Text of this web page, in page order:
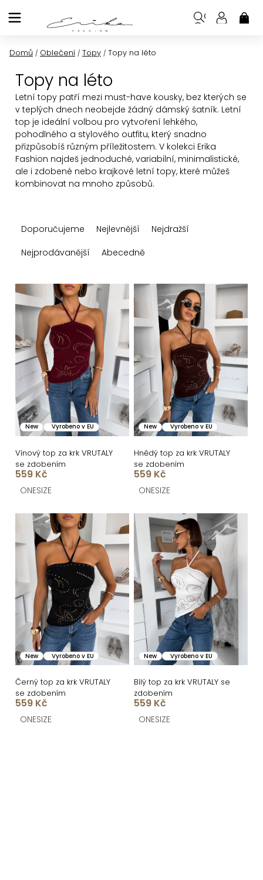
na
Domů / Oblečení / Topy / Topy na léto
Topy na léto
Letní topy patří mezi must-have kousky, bez kterých se
v teplých dnech neobejde žádný dámský šatník. Letní
top je ideální volbou pro vytvoření lehkého,
pohodlného a stylového outfitu, který snadno
přizpůsobíš různým příležitostem. V kolekci Erika
Fashion najdeš jednoduché, variabilní, minimalistické,
ale i zdobené nebo krajkové letní topy, které můžeš
kombinovat na mnoho způsobů.
a
n
í
r
o
d
u
k
t
ů
Doporučujeme Nejlevnější
Nejdražší
Nejprodávanější
Abecedně
V
ý
i
s
p
r
o
d
u
k
ů
New Vyrobeno v EU
Vínový top za krk VRUTALY
se zdobením
559 Kč
ONESIZE
New Vyrobeno v EU
Hnědý top za krk VRUTALY
se zdobením
559 Kč
ONESIZE
New Vyrobeno v EU
Černý top za krk VRUTALY
se zdobením
559 Kč
ONESIZE
New Vyrobeno v EU
Bílý top za krk VRUTALY se
zdobením
559 Kč
ONESIZE